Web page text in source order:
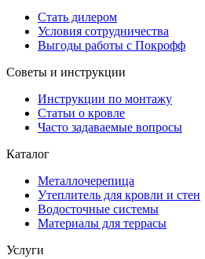
Стать дилером
Условия сотрудничества
Выгоды работы с Покрофф
Советы и инструкции
Инструкции по монтажу
Статьи о кровле
Часто задаваемые вопросы
Каталог
Металлочерепица
Утеплитель для кровли и стен
Водосточные системы
Материалы для террасы
Услуги